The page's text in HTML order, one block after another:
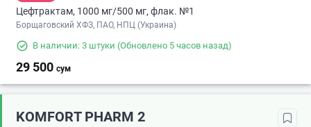
Цефтрактам, 1000 мг/500 мг, флак. №1
Борщаговский ХФЗ, ПАО, НПЦ (Украина)
В наличии: 3 штуки (Обновлено 5 часов назад)
29 500 сум
KOMFORT PHARM 2